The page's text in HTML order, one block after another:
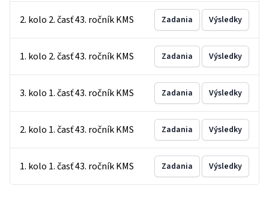
2. kolo 2. časť 43. ročník KMS Zadania Výsledky
1. kolo 2. časť 43. ročník KMS Zadania Výsledky
3. kolo 1. časť 43. ročník KMS Zadania Výsledky
2. kolo 1. časť 43. ročník KMS Zadania Výsledky
1. kolo 1. časť 43. ročník KMS Zadania Výsledky